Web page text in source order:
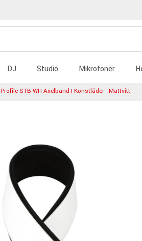
DJ Studio Mikrofoner
Profile STB-WH Axelband I Konstläder - Mattvitt